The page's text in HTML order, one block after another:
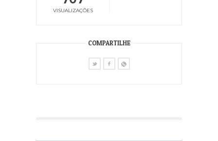
VISUALIZAÇÕES
COMPARTILHE